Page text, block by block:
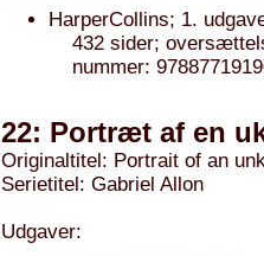
HarperCollins; 1.
432 sider;
nummer:
22: Portræt af en
Originaltitel: Portrait of an
Serietitel: Gabriel Allon
Udgaver: